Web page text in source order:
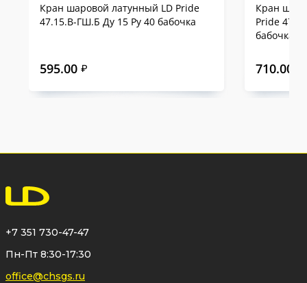
Кран шаровой латунный LD Pride
47.15.В-ГШ.Б Ду 15 Ру 40 бабочка
595.00 ₽
Кран
Pride
бабочка
710.00
+7 351 730-47-47
Пн-Пт 8:30-17:30
office@chsgs.ru